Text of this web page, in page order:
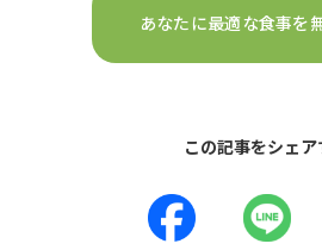
あなたに最適な食事を
この記事をシェア